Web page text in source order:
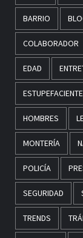
BARRIO
COLABORADOR
EDAD
HOMBRES
MONTERÍA
POLICÍA
SEGURIDAD
TRENDS